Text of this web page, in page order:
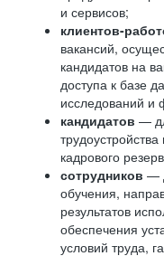
и сервисов;
клиентов-
вакансий,
кандидатов на
доступа к базе
исследований и
кандидатов —
кадрового
сотрудников —
обучения,
результатов
обеспечения
условий труда,